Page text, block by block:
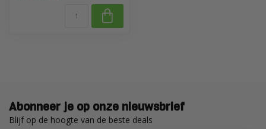
Abonneer je op onze nieuwsbrief
Blijf op de hoogte van de beste deals